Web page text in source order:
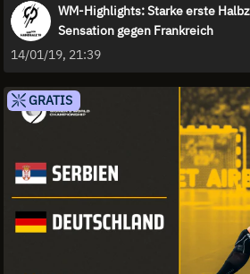
WM-Highlights: Starke erste
Sensation gegen Frankreich
14/01/19, 21:39
GRATIS